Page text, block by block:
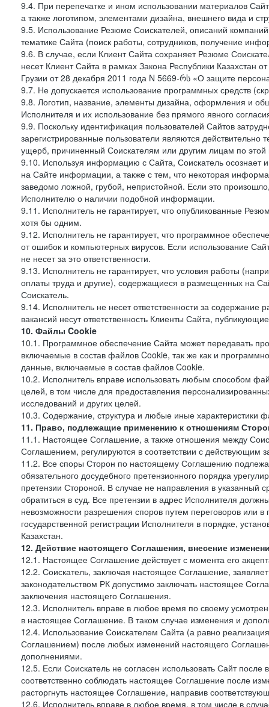
9.4. При перепечатке и ином использовании материалов
а также логотипом, элементами дизайна, внешнего вида и
9.5. Использование Резюме Соискателей, описаний
тематике Сайта (поиск работы, сотрудников, получение
9.6. В случае, если Клиент Сайта сохраняет Резюме
несет Клиент Сайта в рамках Закона Республики
Грузии от 28 декабря 2011 года N 5669-რს «О защите
9.7. Не допускается использование программных средств
9.8. Логотип, название, элементы дизайна, оформления и
Исполнителя и их использование без прямого явного
9.9. Поскольку идентификация пользователей Сайтов
зарегистрированные пользователи являются
ущерб, причиненный Соискателям или другим лицам по этой
9.10. Используя информацию с Сайта, Соискатель осознает
на Сайте информации, а также с тем, что некоторая
заведомо ложной, грубой, непристойной. Если это
Исполнителю о наличии подобной информации.
9.11. Исполнитель не гарантирует, что опубликованные
хотя бы одним.
9.12. Исполнитель не гарантирует, что программное
от ошибок и компьютерных вирусов. Если использование
не несет за это ответственности.
9.13. Исполнитель не гарантирует, что условия работы
оплаты труда и другие), содержащиеся в размещенных на
Соискатель.
9.14. Исполнитель не несет ответственности за
вакансий несут ответственность Клиенты Сайта,
10. Файлы Cookie
10.1. Программное обеспечение Сайта может передавать
включаемые в состав файлов Cookie, так же как и
данные, включаемые в состав файлов Cookie.
10.2. Исполнитель вправе использовать любым способом
целей, в том числе для предоставления
исследований и других целей.
10.3. Содержание, структура и любые иные
11. Право, подлежащие применению к отношениям
11.1. Настоящее Соглашение, а также отношения между
Соглашением, регулируются в соответствии с действующим
11.2. Все споры Сторон по настоящему Соглашению
обязательного досудебного претензионного порядка
претензии Стороной. В случае не направления в указанный
обратиться в суд. Все претензии в адрес Исполнителя
невозможности разрешения споров путем переговоров или
государственной регистрации Исполнителя в порядке,
Казахстан.
12. Действие настоящего Соглашения, внесение
12.1. Настоящее Соглашение действует с момента его
12.2. Соискатель, заключая настоящее Соглашение,
законодательством РК допустимо заключать настоящее
заключения настоящего Соглашения.
12.3. Исполнитель вправе в любое время по своему
в настоящее Соглашение. В таком случае изменения и
12.4. Использование Соискателем Сайта (а равно
Соглашением) после любых изменений настоящего
дополнениями.
12.5. Если Соискатель не согласен использовать Сайт
соответственно соблюдать настоящее Соглашение после
расторгнуть настоящее Соглашение, направив
12.6. Исполнитель вправе в любое время, в том числе в